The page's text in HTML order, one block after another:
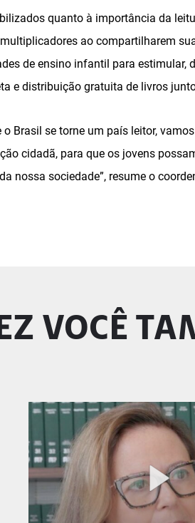
quanto à importância da
ao compartilharem
de ensino infantil para estimular,
e distribuição gratuita de livros
o Brasil se torne um país leitor,
cidadã, para que os jovens
nossa sociedade”, resume o
VOCÊ